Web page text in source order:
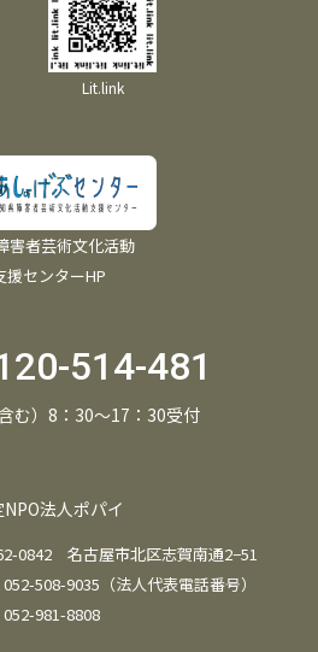
Lit.link
害者芸術文化活動
援センターHP
514-481
む）8：30～17：30受付
NPO法人ポパイ
0842 名古屋市北区志賀南通2−51
052-508-9035（法人代表電話番号）
052-981-8808